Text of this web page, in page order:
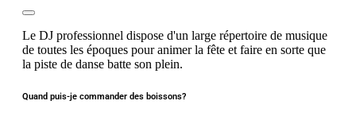
Le DJ professionnel dispose d'un large répertoire de musique
de toutes les époques pour animer la fête et faire en sorte que
la piste de danse batte son plein.
Quand puis-je commander des boissons?